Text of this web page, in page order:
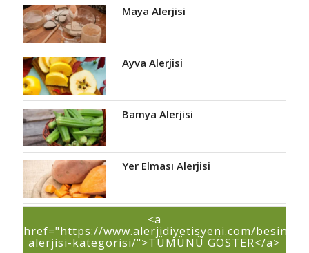
Maya Alerjisi
Ayva Alerjisi
Bamya Alerjisi
Yer Elması Alerjisi
<a
href="https://www.alerjidiyetisyeni.com/besin-
alerjisi-kategorisi/">TÜMÜNÜ GÖSTER</a>